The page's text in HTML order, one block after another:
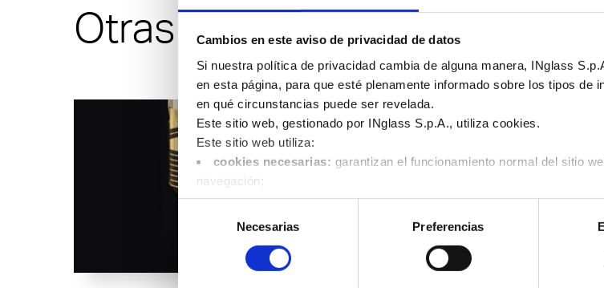
Cambios en este aviso de privacidad de datos
Si nuestra política de privacidad cambia de alguna manera, INglass
en esta página, para que esté plenamente informado sobre los tipos
en qué circunstancias puede ser revelada.
Este sitio web, gestionado por INglass S.p.A., utiliza cookies.
Este sitio web utiliza:
cookies necesarias: garantizan el funcionamiento normal del sitio
navegación;
cookies funcionales:almacenan información que el usuario ya ha
idioma o la ubicación del usuario);
duración media de cada visita, páginas consultadas, con el fin de
consentimiento
Necesarias Preferencias
Otras soluciones